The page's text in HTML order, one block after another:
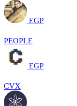
EGP
PEOPLE
EGP
CVX